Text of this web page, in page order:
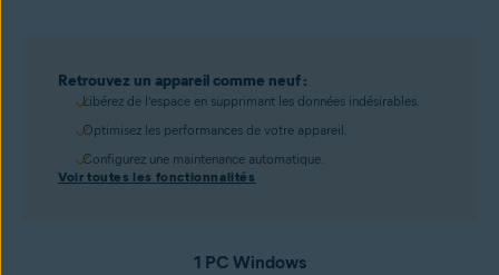
Retrouvez un appareil comme neuf :
Libérez de l’espace en supprimant les données indésirables.
Optimisez les performances de votre appareil.
Configurez une maintenance automatique.
Voir toutes les fonctionnalités
1 PC Windows